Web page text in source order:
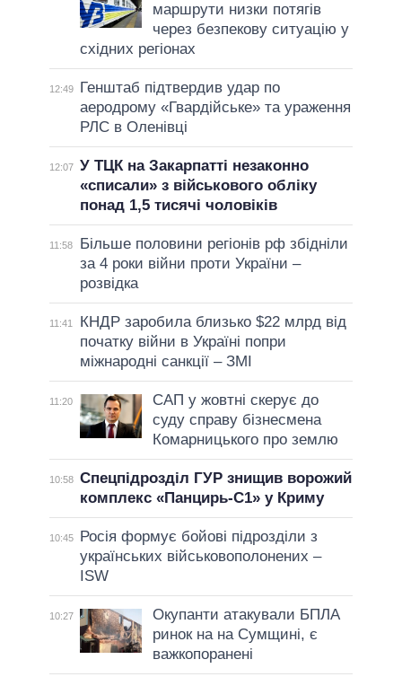
маршрути низки потягів
через безпекову ситуацію у
східних регіонах
12:49
Генштаб підтвердив удар по
аеродрому «Гвардійське» та ураження
РЛС в Оленівці
12:07 У ТЦК на Закарпатті незаконно
«списали» з військового обліку
понад 1,5 тисячі чоловіків
11:58
Більше половини регіонів рф збідніли
за 4 роки війни проти України –
розвідка
11:41
КНДР заробила близько $22 млрд від
початку війни в Україні попри
міжнародні санкції – ЗМІ
11:20
САП у жовтні скерує до
суду справу бізнесмена
Комарницького про землю
10:58 Спецпідрозділ ГУР знищив ворожий
комплекс «Панцирь-С1» у Криму
10:45
Росія формує бойові підрозділи з
українських військовополонених –
ISW
10:27
Окупанти атакували БПЛА
ринок на на Сумщині, є
важкопоранені